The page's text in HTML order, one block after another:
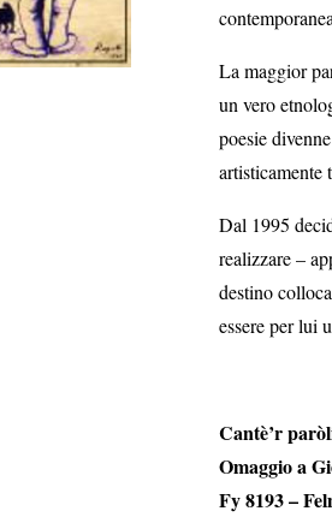
La maggior
un vero
poesie
artisticamente
Dal 1995
realizzare –
destino
essere per lui
Cantè’r
Omaggio a
Fy 8193 –